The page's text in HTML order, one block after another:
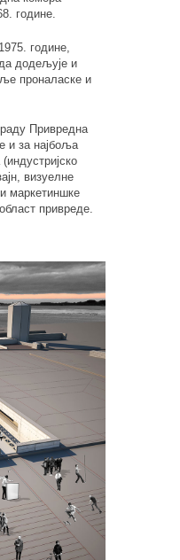
године.
године,
додељује и
проналаске и
Привредна
и за најбоља
визуелне
маркетиншке
привреде.